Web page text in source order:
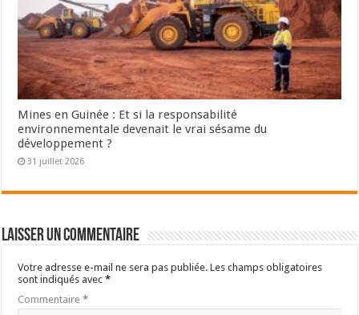
Mines en Guinée : Et si la responsabilité
environnementale devenait le vrai sésame du
développement ?
31 juillet 2026
Laisser un commentaire
Votre adresse e-mail ne sera pas publiée. Les champs obligatoires
sont indiqués avec*
Commentaire*